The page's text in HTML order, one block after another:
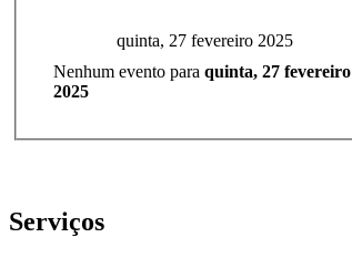
quinta, 27 fevereiro 2025
Nenhum evento para quinta, 27 fevereiro
2025
Serviços